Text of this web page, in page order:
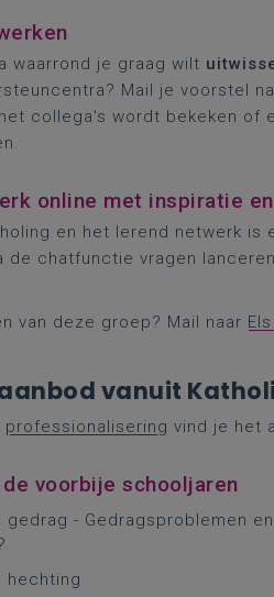
waarrond je graag wilt
Mail je voorstel
collega's wordt bekeken of
online met inspiratie
en het lerend netwerk is
de chatfunctie vragen
van deze groep? Mail naar
vanuit
professionalisering vind je het
de voorbije schooljaren
gedrag - Gedragsproblemen
hechting